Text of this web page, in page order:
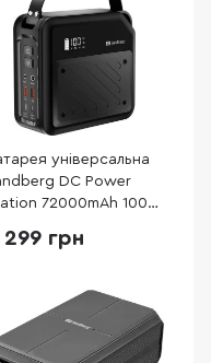
універсальна
DC Power
72000mAh 100W
299 грн